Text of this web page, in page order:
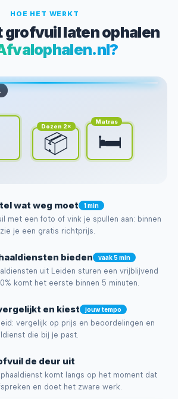
HOE HET WERKT
grofvuil laten ophalen
Dozen 2×
📦
Matras
🛏️
wat weg moet 1 min
met een foto of vink je spullen aan: binnen
je een gratis richtprijs.
bieden vaak 5 min
uit Leiden sturen een vrijblijvend
komt het eerste binnen 5 minuten.
en kiest jouw tempo
vergelijk op prijs en beoordelingen en
die bij je past.
de deur uit
komt langs op het moment dat
en doet het zware werk.